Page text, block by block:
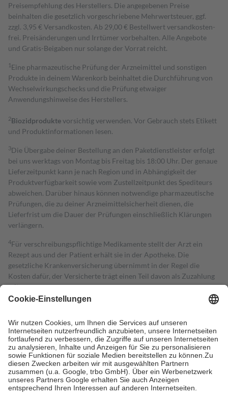
Preisempfehlung des Herstellers. Die angegebenen Preise
beinhalten die gesetzlich vorgeschriebene Mehrwertsteuer, ggf.
zzgl. 3,95 € Versandkosten. Ab 29,00 € Bestell­wert versand­kosten­
frei. Preisänderungen und Irrtümer vorbehalten. Alle Angebote
und Gratis-Beigaben nur solange der Vorrat reicht.
1 Eine pharmazeutische Prüfung der Arzneimittel und sonstigen
Produkte in deinem Warenkorb beinhaltet die Durchführung von
Wechselwirkungschecks und die Prüfung etwaiger
Anwendungshinweise des Herstellers.
2Biozidproduktevorsichtig verwenden. Vor Gebrauch stets Etikett
und Produktinformationen lesen.
3Die Übergabe deiner Bestellung an den Paketdienstleister erfolgt
bei uns werktags von Montag bis Freitag bis 18:00 Uhr. Der genaue
Lieferzeitpunkt kann je nach Region und in Abhängigkeit der
Produktverfügbarkeit sowie vom Zustellzeitpunkt des Spediteurs
abweichen. Darüber hinaus können notwendige pharmazeutische
Prüfungen, die zu deiner Arzneimittelsicherheit dienen, die
Lieferfrist um die Dauer der Prüfungen einschließlich Klärungen
verlängern.
4Für verschreibungspflichtige Medikamente stellt der Arzt ein
Rezept aus und der Patient erhält sie in der Apotheke. Die
gesetzliche Krankenversicherung übernimmt in der Regel die
Kosten dafür, der Versicherte trägt einen Teil davon als Zuzahlung
mit.
Grundsätzlich leisten Mitglieder Zuzahlungen in Höhe von zehn
höchstens zehn Euro.
Es sind jedoch nie mehr als die tatsächlichen
Kosten der Leistung zu entrichten.
Diese Regeln gelten grundsätzlich auch für Online-Apotheken.
Bei Heilmitteln und häuslicher Krankenpflege beträgt die
Zuzahlung zehn Prozent der Kosten sowie zehn Euro je
Verordnung.
Um das Engagement der Versicherten für ihre eigene Gesundheit zu
stärken und die besondere Stellung der Familie zu unterstützen,